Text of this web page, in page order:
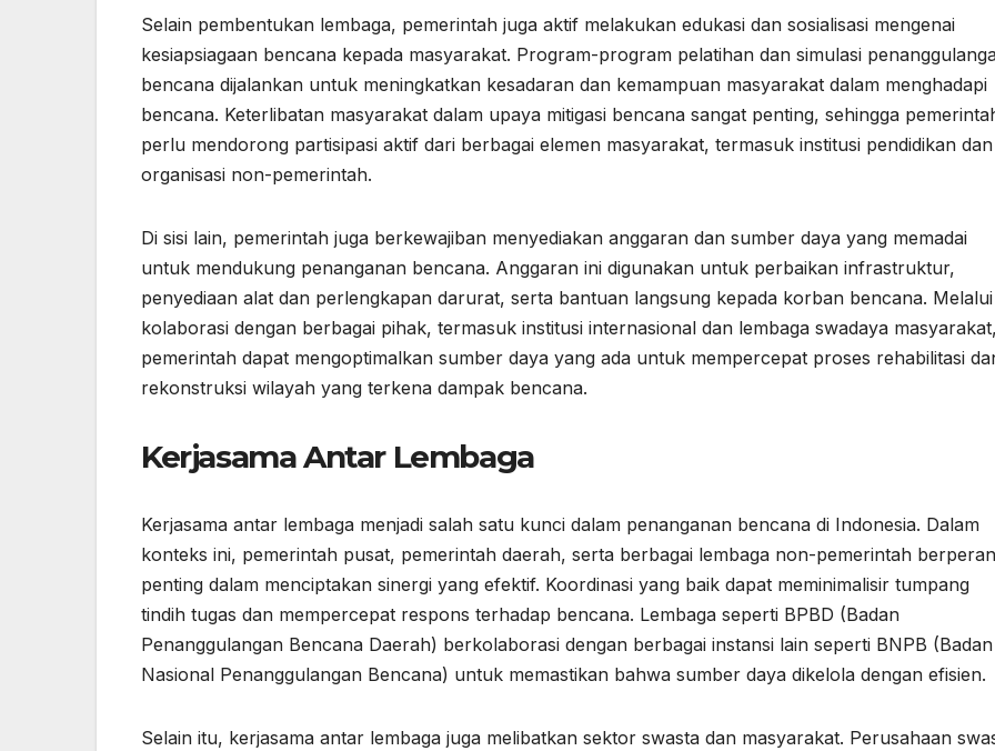
Selain pembentukan lembaga, pemerintah juga aktif melakukan edukasi dan sosialisasi mengenai
kesiapsiagaan bencana kepada masyarakat. Program-program pelatihan dan simulasi
bencana dijalankan untuk meningkatkan kesadaran dan kemampuan masyarakat dalam menghadapi
bencana. Keterlibatan masyarakat dalam upaya mitigasi bencana sangat penting, sehingga
perlu mendorong partisipasi aktif dari berbagai elemen masyarakat, termasuk institusi pendidikan dan
organisasi non-pemerintah.
Di sisi lain, pemerintah juga berkewajiban menyediakan anggaran dan sumber daya yang memadai
untuk mendukung penanganan bencana. Anggaran ini digunakan untuk perbaikan infrastruktur,
penyediaan alat dan perlengkapan darurat, serta bantuan langsung kepada korban bencana. Melalui
kolaborasi dengan berbagai pihak, termasuk institusi internasional dan lembaga swadaya masyarakat,
pemerintah dapat mengoptimalkan sumber daya yang ada untuk mempercepat proses rehabilitasi
rekonstruksi wilayah yang terkena dampak bencana.
Kerjasama Antar Lembaga
Kerjasama antar lembaga menjadi salah satu kunci dalam penanganan bencana di Indonesia. Dalam
konteks ini, pemerintah pusat, pemerintah daerah, serta berbagai lembaga non-pemerintah berperan
penting dalam menciptakan sinergi yang efektif. Koordinasi yang baik dapat meminimalisir tumpang
tindih tugas dan mempercepat respons terhadap bencana. Lembaga seperti BPBD (Badan
Penanggulangan Bencana Daerah) berkolaborasi dengan berbagai instansi lain seperti BNPB (Badan
Nasional Penanggulangan Bencana) untuk memastikan bahwa sumber daya dikelola dengan efisien.
Selain itu, kerjasama antar lembaga juga melibatkan sektor swasta dan masyarakat. Perusahaan